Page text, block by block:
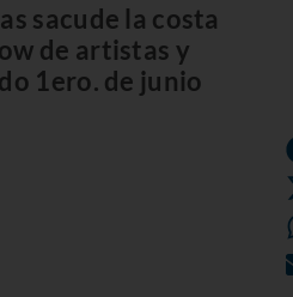
sacude la costa
de artistas y
1ero. de junio